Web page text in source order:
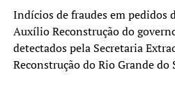
Indícios de fraudes em pedidos
Auxílio Reconstrução do
detectados pela Secretaria
Reconstrução do Rio Grande do